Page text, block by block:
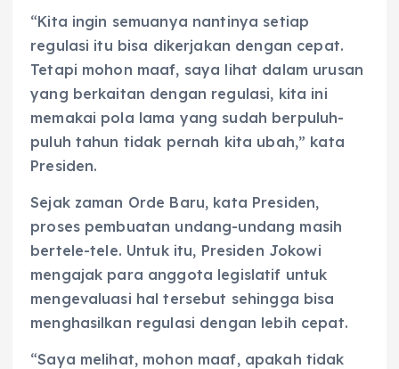
“Kita ingin semuanya nantinya setiap
regulasi itu bisa dikerjakan dengan cepat.
Tetapi mohon maaf, saya lihat dalam urusan
yang berkaitan dengan regulasi, kita ini
memakai pola lama yang sudah berpuluh-
puluh tahun tidak pernah kita ubah,” kata
Presiden.
Sejak zaman Orde Baru, kata Presiden,
proses pembuatan undang-undang masih
bertele-tele. Untuk itu, Presiden Jokowi
mengajak para anggota legislatif untuk
mengevaluasi hal tersebut sehingga bisa
menghasilkan regulasi dengan lebih cepat.
“Saya melihat, mohon maaf, apakah tidak